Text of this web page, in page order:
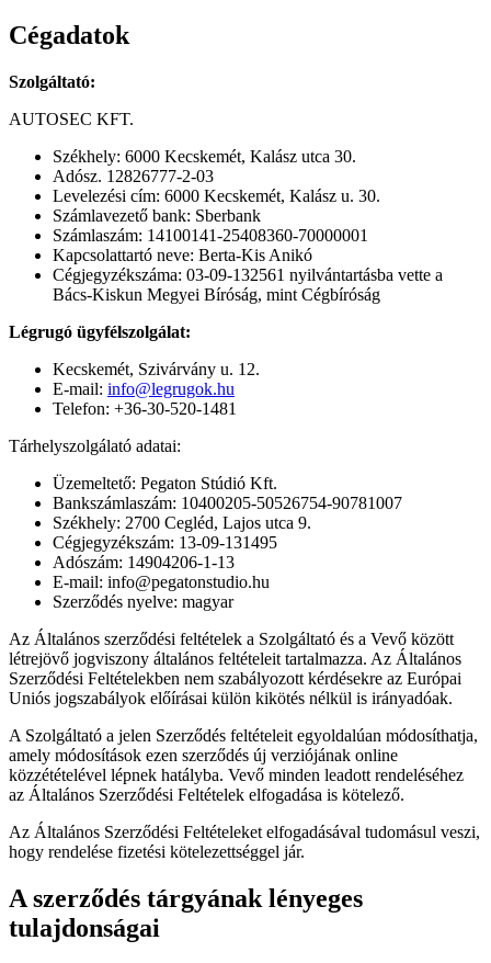
Cégadatok
Szolgáltató:
AUTOSEC KFT.
Székhely: 6000 Kecskemét, Kalász utca 30.
Adósz. 12826777-2-03
Levelezési cím: 6000 Kecskemét, Kalász u. 30.
Számlavezető bank: Sberbank
Számlaszám: 14100141-25408360-70000001
Kapcsolattartó neve: Berta-Kis Anikó
Cégjegyzékszáma: 03-09-132561 nyilvántartásba vette a
Bács-Kiskun Megyei Bíróság, mint Cégbíróság
Légrugó ügyfélszolgálat:
Kecskemét, Szivárvány u. 12.
E-mail: info@legrugok.hu
Telefon: +36-30-520-1481
Tárhelyszolgálató adatai:
Üzemeltető: Pegaton Stúdió Kft.
Bankszámlaszám: 10400205-50526754-90781007
Székhely: 2700 Cegléd, Lajos utca 9.
Cégjegyzékszám: 13-09-131495
Adószám: 14904206-1-13
E-mail: info@pegatonstudio.hu
Szerződés nyelve: magyar
Az Általános szerződési feltételek a Szolgáltató és a Vevő között
létrejövő jogviszony általános feltételeit tartalmazza. Az Általános
Szerződési Feltételekben nem szabályozott kérdésekre az Európai
Uniós jogszabályok előírásai külön kikötés nélkül is irányadóak.
A Szolgáltató a jelen Szerződés feltételeit egyoldalúan módosíthatja,
amely módosítások ezen szerződés új verziójának online
közzétételével lépnek hatályba. Vevő minden leadott rendeléséhez
az Általános Szerződési Feltételek elfogadása is kötelező.
Az Általános Szerződési Feltételeket elfogadásával tudomásul veszi,
hogy rendelése fizetési kötelezettséggel jár.
A szerződés tárgyának lényeges
tulajdonságai